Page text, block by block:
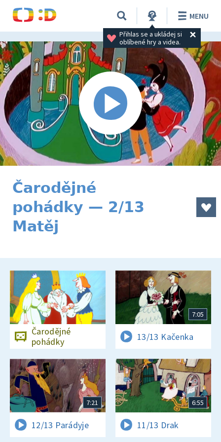
Přihlas se a ukládej si
oblíbené hry a videa.
MENU
Čarodějné
pohádky — 2/13
Matěj
Čarodějné
pohádky
7:05
13/13 Kačenka
7:21
12/13 Parádyje
6:55
11/13 Drak